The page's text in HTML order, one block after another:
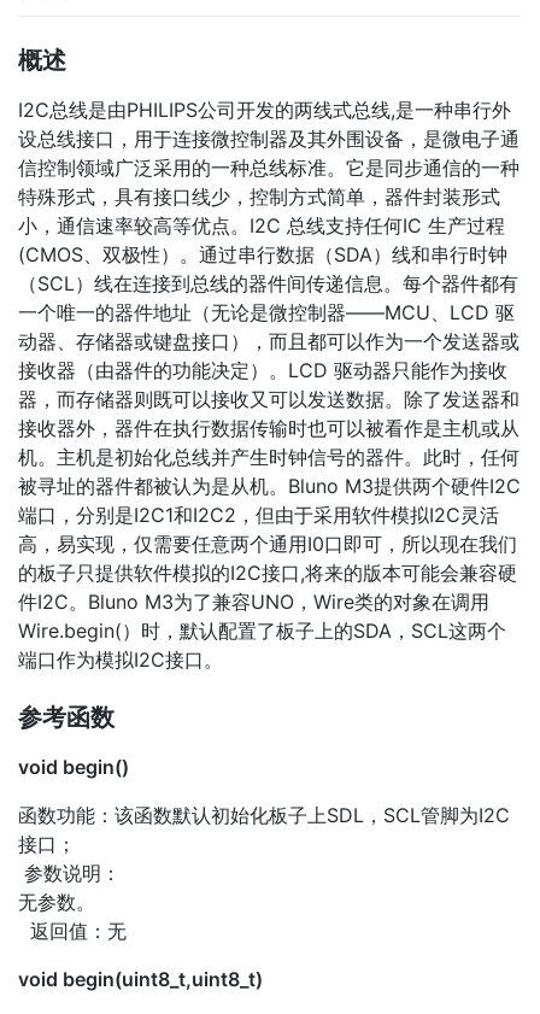
概述
I2C总线是由PHILIPS公司开发的两线式总线,是一种串行外
设总线接口，用于连接微控制器及其外围设备，是微电子通
信控制领域广泛采用的一种总线标准。它是同步通信的一种
特殊形式，具有接口线少，控制方式简单，器件封装形式
小，通信速率较高等优点。I2C 总线支持任何IC 生产过程
(CMOS、双极性）。通过串行数据（SDA）线和串行时钟
（SCL）线在连接到总线的器件间传递信息。每个器件都有
一个唯一的器件地址（无论是微控制器——MCU、LCD 驱
动器、存储器或键盘接口），而且都可以作为一个发送器或
接收器（由器件的功能决定）。LCD 驱动器只能作为接收
器，而存储器则既可以接收又可以发送数据。除了发送器和
接收器外，器件在执行数据传输时也可以被看作是主机或从
机。主机是初始化总线并产生时钟信号的器件。此时，任何
被寻址的器件都被认为是从机。Bluno M3提供两个硬件I2C
端口，分别是I2C1和I2C2，但由于采用软件模拟I2C灵活
高，易实现，仅需要任意两个通用I0口即可，所以现在我们
的板子只提供软件模拟的I2C接口,将来的版本可能会兼容硬
件I2C。Bluno M3为了兼容UNO，Wire类的对象在调用
Wire.begin(）时，默认配置了板子上的SDA，SCL这两个
端口作为模拟I2C接口。
参考函数
void begin()
函数功能：该函数默认初始化板子上SDL，SCL管脚为I2C
接口；
参数说明：
无参数。
返回值：无
void begin(uint8_t,uint8_t)